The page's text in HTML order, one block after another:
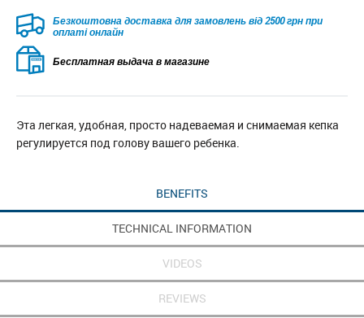
Безкоштовна доставка для замовлень від 2500 грн при
оплаті онлайн
Бесплатная выдача в магазине
Эта легкая, удобная, просто надеваемая и снимаемая кепка
регулируется под голову вашего ребенка.
BENEFITS
TECHNICAL INFORMATION
VIDEOS
REVIEWS